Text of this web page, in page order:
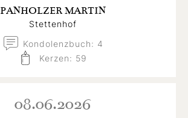
PANHOLZER MARTIN
Stettenhof
Kondolenzbuch: 4
Kerzen: 59
08.06.2026